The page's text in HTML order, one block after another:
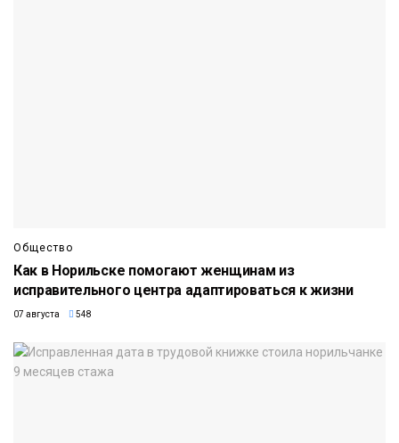
Общество
Как в Норильске помогают женщинам из
исправительного центра адаптироваться к жизни
07 августа 548